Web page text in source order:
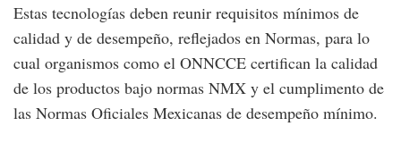
Estas tecnologías deben reunir requisitos mínimos de
calidad y de desempeño, reflejados en Normas, para lo
cual organismos como el ONNCCE certifican la calidad
de los productos bajo normas NMX y el cumplimento de
las Normas Oficiales Mexicanas de desempeño mínimo.